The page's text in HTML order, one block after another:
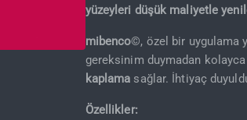
yüzeyleri düşük maliyetle
mibenco©, özel bir uygulama
gereksinim duymadan
kaplama sağlar. İhtiyaç
Özellikler: